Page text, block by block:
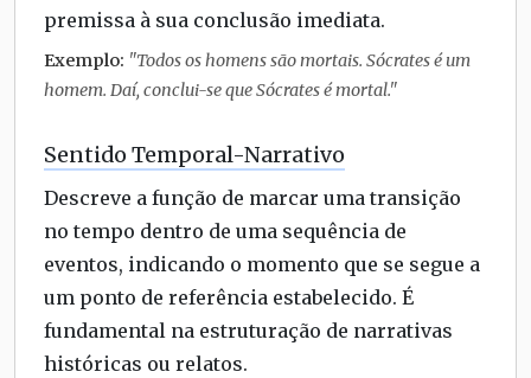
premissa à sua conclusão imediata.
Exemplo: "Todos os homens são mortais. Sócrates é um
homem. Daí, conclui-se que Sócrates é mortal."
Sentido Temporal-Narrativo
Descreve a função de marcar uma transição
no tempo dentro de uma sequência de
eventos, indicando o momento que se segue a
um ponto de referência estabelecido. É
fundamental na estruturação de narrativas
históricas ou relatos.